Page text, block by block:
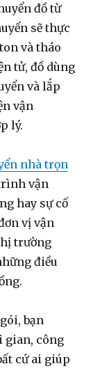
đồ từ
sẽ thực
và tháo
tử, đồ dùng
và lắp
vận
lý.
nhà trọn
vận
hay sự cố
vị vận
trường
điều
bạn
gian, công
cứ ai giúp